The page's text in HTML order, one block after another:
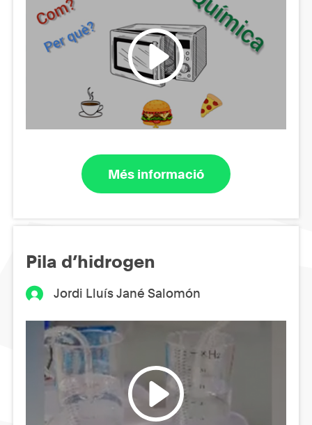
Més informació
Pila d’hidrogen
Jordi Lluís Jané Salomón